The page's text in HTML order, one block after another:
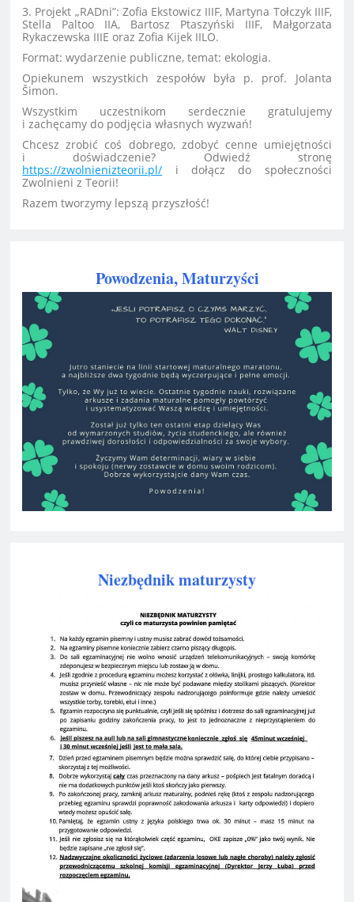
3. Projekt „RADni”: Zofia Ekstowicz IIIF, Martyna Tołczyk IIIF,
Stella Paltoo IIA, Bartosz Ptaszyński IIIF, Małgorzata
Rykaczewska IIIE oraz Zofia Kijek IILO.
Format: wydarzenie publiczne, temat: ekologia.
Opiekunem wszystkich zespołów była p. prof. Jolanta
Šimon.
Wszystkim uczestnikom serdecznie gratulujemy
i zachęcamy do podjęcia własnych wyzwań!
Chcesz zrobić coś dobrego, zdobyć cenne umiejętności
i doświadczenie? Odwiedź stronę
https://zwolnienizteorii.pl/ i dołącz do społeczności
Zwolnieni z Teorii!
Razem tworzymy lepszą przyszłość!
Powodzenia, Maturzyści
Niezbędnik maturzysty